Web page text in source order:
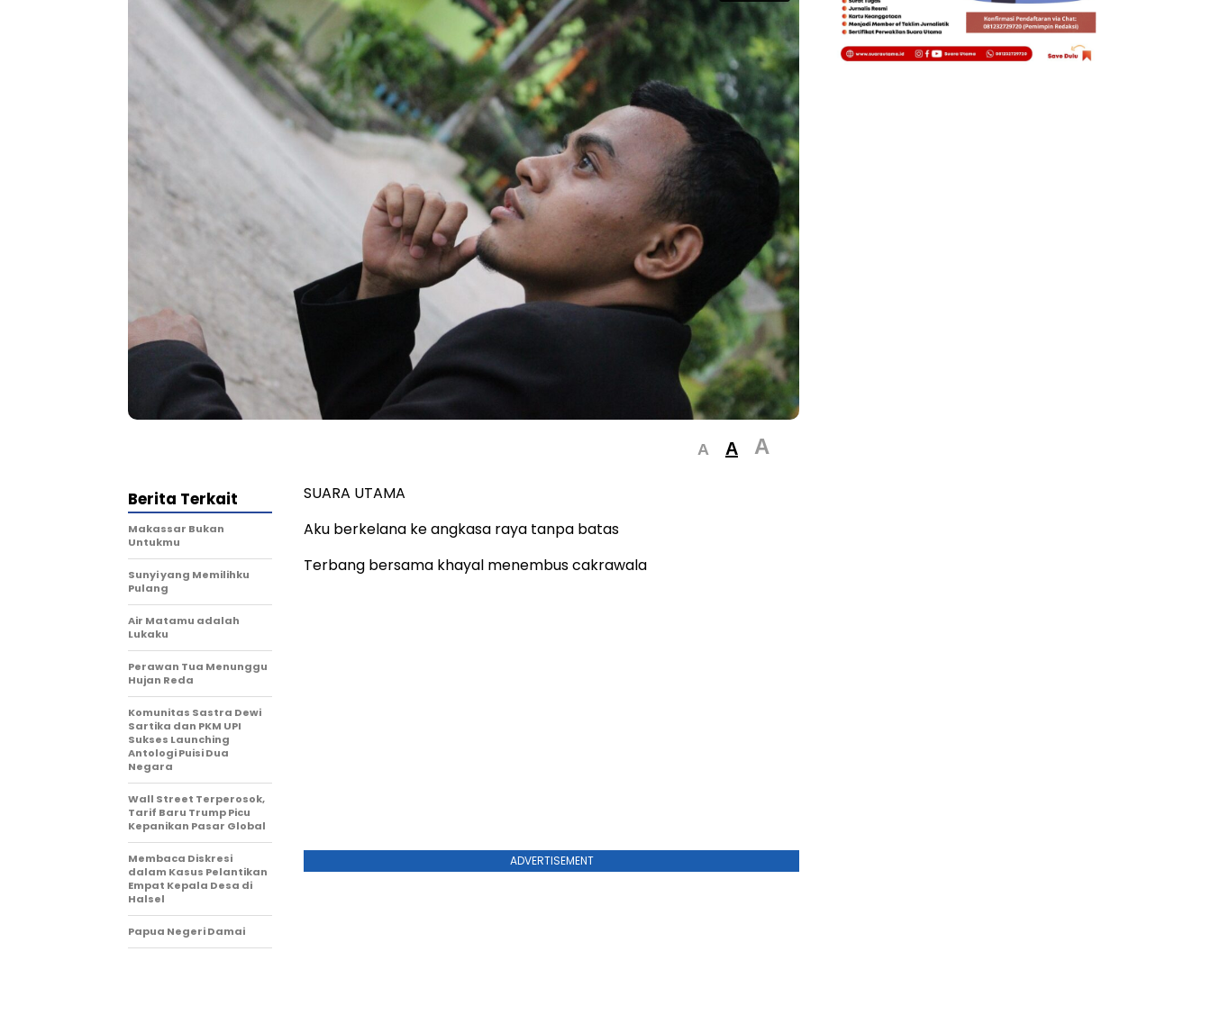
A A A
SUARA UTAMA
Aku berkelana ke angkasa raya tanpa batas
Terbang bersama khayal menembus cakrawala
ADVERTISEMENT
Berita Terkait
Makassar Bukan
Untukmu
Sunyi yang Memilihku
Pulang
Air Matamu adalah
Lukaku
Perawan Tua Menunggu
Hujan Reda
Komunitas Sastra Dewi
Sartika dan PKM UPI
Sukses Launching
Antologi Puisi Dua
Negara
Wall Street Terperosok,
Tarif Baru Trump Picu
Kepanikan Pasar Global
Membaca Diskresi
dalam Kasus Pelantikan
Empat Kepala Desa di
Halsel
Papua Negeri Damai